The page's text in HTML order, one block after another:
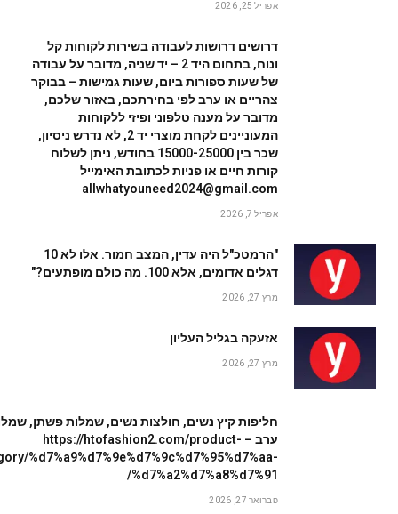
אפריל 25, 2026
דרושים דרושות לעבודה בשירות לקוחות קל
ונוח, בתחום היד 2 – יד שניה, מדובר על עבודה
של שעות ספורות ביום, שעות גמישות – בבוקר
צהריים או ערב לפי בחירתכם, באזור שלכם,
מדובר על מענה טלפוני ופיזי ללקוחות
המעוניינים לקחת מוצרי יד 2, לא נדרש ניסיון,
שכר בין 15000-25000 בחודש, ניתן לשלוח
קורות חיים או פניות לכתובת האימייל
allwhatyouneed2024@gmail.com
אפריל 7, 2026
"הרמטכ"ל היה עדין, המצב חמור. אלו לא 10
דגלים אדומים, אלא 100. מה כולם מופתעים?"
מרץ 27, 2026
אזעקה בגליל העליון
מרץ 27, 2026
חליפות קיץ נשים, חולצות נשים, שמלות פשתן,
ערב – https://htofashion2.com/product-
%d7%a9%d7%9e%d7%9c%d7%95%d7%aa-
%d7%a2%d7%a8%d7%91/
פברואר 27, 2026